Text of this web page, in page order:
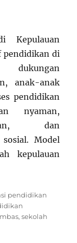
Kepulauan
pendidikan di
dukungan
anak-anak
pendidikan
nyaman,
dan
Model
kepulauan
pendidikan
,sekolah